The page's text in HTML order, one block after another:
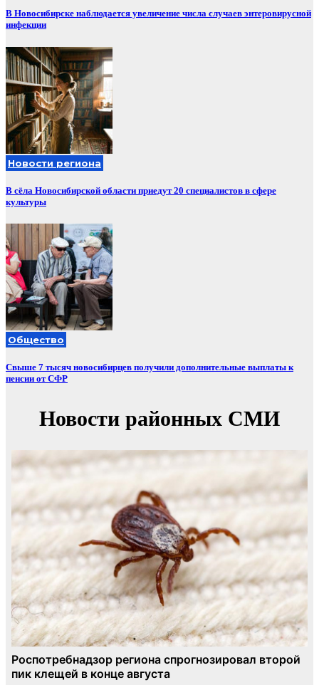
В Новосибирске наблюдается увеличение числа случаев энтеровирусной
инфекции
Новости региона
В сёла Новосибирской области приедут 20 специалистов в сфере
культуры
Общество
Свыше 7 тысяч новосибирцев получили дополнительные выплаты к
пенсии от СФР